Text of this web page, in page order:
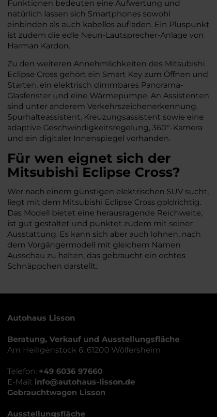
Funktionen bedeuten eine Aufwertung und
natürlich lassen sich Smartphones sowohl
einbinden als auch kabellos aufladen. Ein Pluspunkt
ist zudem die edle Neun-Lautsprecher-Anlage von
Harman Kardon.
Zu den weiteren Annehmlichkeiten des Mitsubishi
Eclipse Cross gehört ein Smart Key zum Öffnen und
Starten, ein elektrisch dimmbares Panorama-
Glasfenster und eine Wärmepumpe. An Assistenten
sind unter anderem Verkehrszeichenerkennung,
Spurhalteassistent, Kreuzungsassistent sowie eine
adaptive Geschwindigkeitsregelung, 360°-Kamera
und ein digitaler Innenspiegel vorhanden.
Für wen eignet sich der
Mitsubishi Eclipse Cross?
Wer nach einem günstigen elektrischen SUV sucht,
liegt mit dem Mitsubishi Eclipse Cross goldrichtig.
Das Modell bietet eine herausragende Reichweite,
ist gut gestaltet und punktet zudem mit seiner
Ausstattung. Es kann sich aber auch lohnen, nach
dem Vorgängermodell mit gleichem Namen
Ausschau zu halten, das gebraucht ein echtes
Schnäppchen darstellt.
Autohaus Lisson
Beratung, Verkauf und Ausstellungsfläche
Am Heiligenstock 6, 61200 Wölfersheim
Telefon: +49 6036 97660
E-Mail: info@autohaus-lisson.de
Gebrauchtwagen Lisson
Ausstellungsfläche